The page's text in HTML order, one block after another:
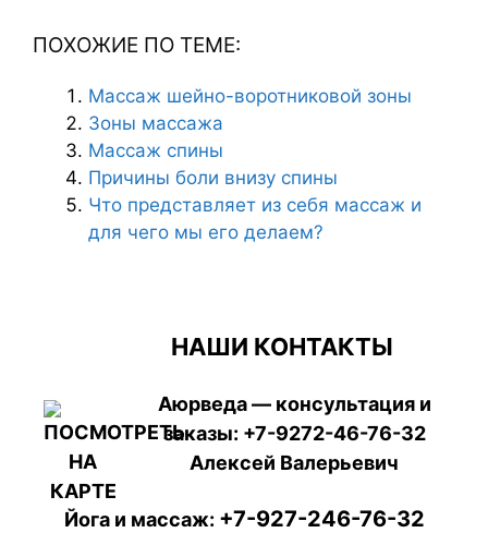
ПОХОЖИЕ ПО ТЕМЕ:
Массаж шейно-воротниковой зоны
Зоны массажа
Массаж спины
Причины боли внизу спины
Что представляет из себя массаж и
для чего мы его делаем?
НАШИ КОНТАКТЫ
Аюрведа — консультация и
заказы: +7-9272-46-76-32
Алексей Валерьевич
Йога и массаж: +7-927-246-76-32